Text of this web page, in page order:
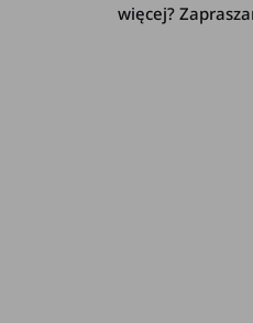
więcej?